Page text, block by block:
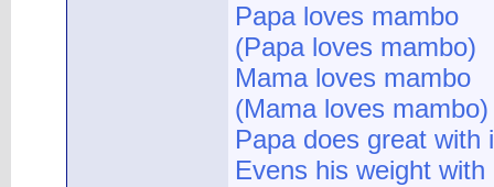
Papa loves mambo
(Papa loves mambo)
Mama loves mambo
(Mama loves mambo)
Papa does great with
Evens his weight with